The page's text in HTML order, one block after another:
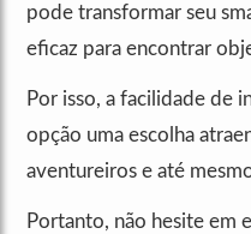
pode transformar seu
eficaz para encontrar
Por isso, a facilidade de
opção uma escolha
aventureiros e até
Portanto, não hesite em